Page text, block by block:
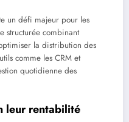
un défi majeur pour les
structurée combinant
la distribution des
comme les CRM et
quotidienne des
leur rentabilité